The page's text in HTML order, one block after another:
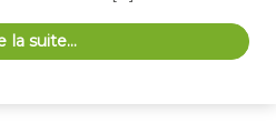
la suite…